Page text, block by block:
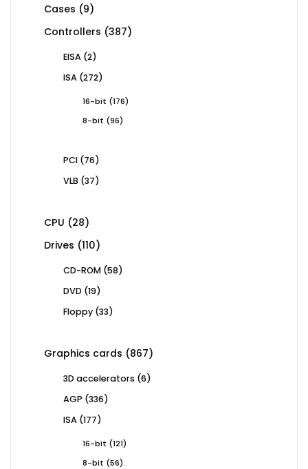
Cases 99
Controllers 387387
EISA 22
ISA 272272
16-bit 176176
8-bit
9696
PCI 7676
VLB 3737
CPU 2828
Drives 110110
CD-ROM 5858
DVD 1919
Floppy 3333
Graphics cards 867867
3D accelerators 66
AGP 336336
ISA 177177
16-bit 121121
8-bit
5656